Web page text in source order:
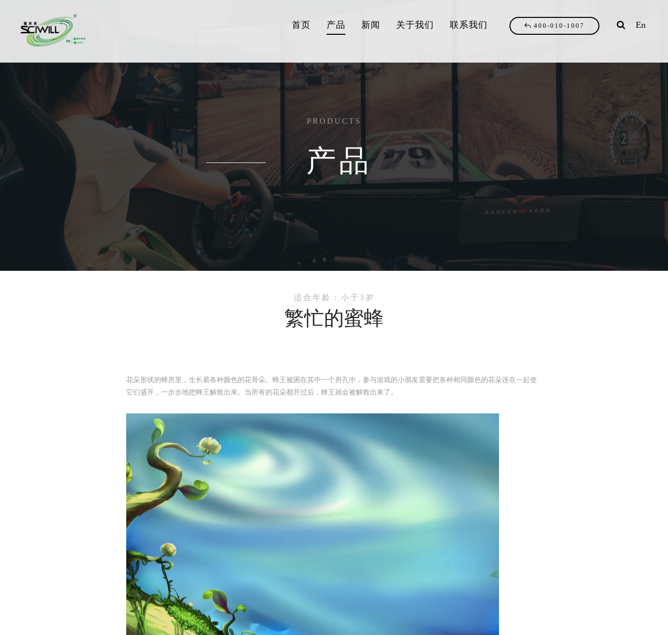
En
400-010-1007
首页 产品 新闻 关于我们 联系我们
PRODUCTS
产品
适合年龄：小于3岁
繁忙的蜜蜂
花朵形状的蜂房里，生长着各种颜色的花骨朵。蜂王被困在其中一个房孔中，参与游戏的小朋友需要把各种相同颜色的花朵连在一起使
它们盛开，一步步地把蜂王解救出来。当所有的花朵都开过后，蜂王就会被解救出来了。